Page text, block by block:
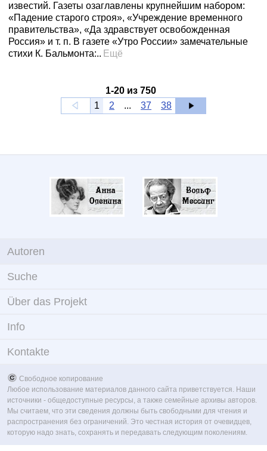
известий. Газеты озаглавлены крупнейшим набором:
«Падение старого строя», «Учреждение временного
правительства», «Да здравствует освобожденная
Россия» и т. п. В газете «Утро России» замечательные
стихи К. Бальмонта:.. Ещё
1-20из 750
1
2 ... 37 38
Autoren
Suche
Über das Projekt
Info
Kontakte
Свободное копирование
Любое использование материалов данного сайта приветствуется. Наши
источники - общедоступные ресурсы, а также семейные архивы авторов.
Мы считаем, что эти сведения должны быть свободными для чтения и
распространения без ограничений. Это честная история от очевидцев,
которую надо знать, сохранять и передавать следующим поколениям.